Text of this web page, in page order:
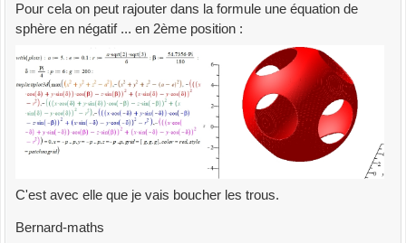
Pour cela on peut rajouter dans la formule une équation de
sphère en négatif ... en 2ème position :
C'est avec elle que je vais boucher les trous.
Bernard-maths